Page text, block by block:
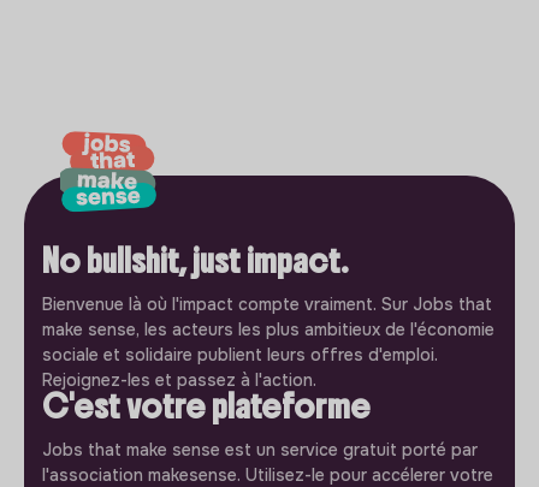
No bullshit, just impact.
Bienvenue là où l'impact compte vraiment. Sur Jobs that
make sense, les acteurs les plus ambitieux de l'économie
sociale et solidaire publient leurs offres d'emploi.
Rejoignez-les et passez à l'action.
C'est votre plateforme
Jobs that make sense est un service gratuit porté par
l'association makesense. Utilisez-le pour accélerer votre